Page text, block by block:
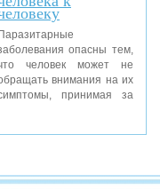
Паразитарные
опасны тем,
человек может не
внимания на их
принимая за